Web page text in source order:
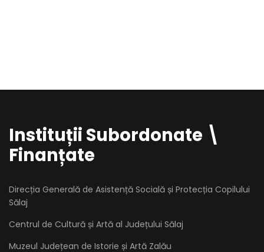
Instituții Subordonate \
Finanțate
Direcția Generală de Asistență Socială și Protecția Copilului
Sălaj
Centrul de Cultură și Artă al Județului Sălaj
Muzeul Județean de Istorie și Artă Zalău